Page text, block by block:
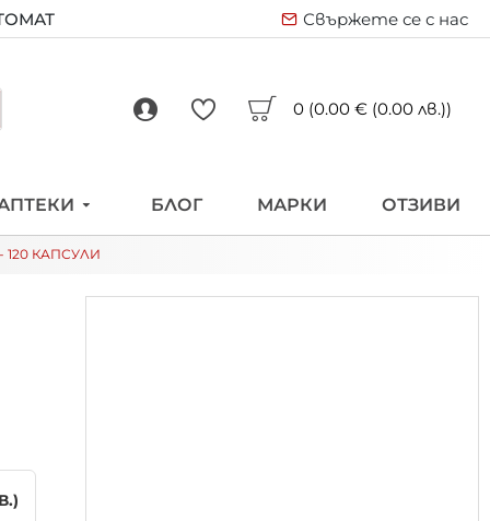
Свържете се с нас
0 (0.00 € (0.00 лв.))
БЛОГ МАРКИ ОТЗИВИ
- 120 КАПСУЛИ